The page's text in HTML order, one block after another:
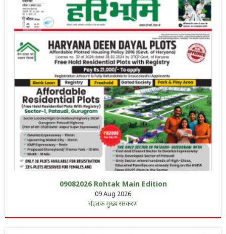
09082026 Rohtak Main Edition
09 Aug 2026
रोहतक मुख्य संस्करण